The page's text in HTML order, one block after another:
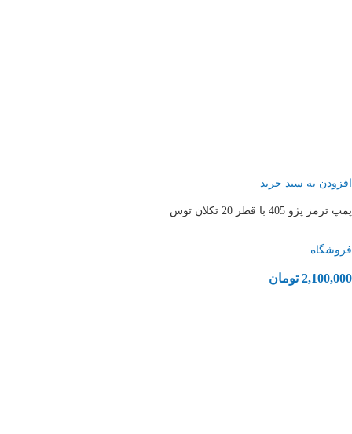
افزودن به سبد خرید
پمپ ترمز پژو 405 با قطر 20 تکلان توس
فروشگاه
2,100,000 تومان